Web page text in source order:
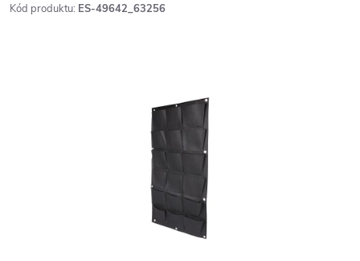
Kód produktu: ES-49642_63256